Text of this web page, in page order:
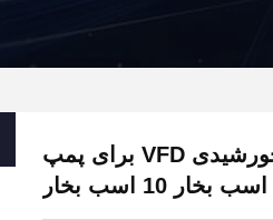
1.5 کیلو وات 11 کیلو وات تک فاز خورشیدی VFD برای پمپ